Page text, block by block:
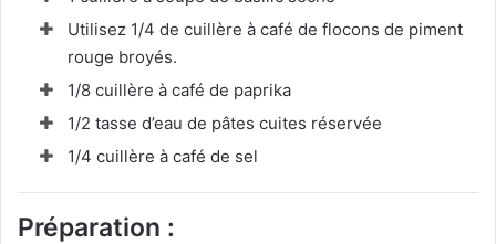
Utilisez 1/4 de cuillère à café de flocons de piment
rouge broyés.
1/8 cuillère à café de paprika
1/2 tasse d’eau de pâtes cuites réservée
1/4 cuillère à café de sel
Préparation :